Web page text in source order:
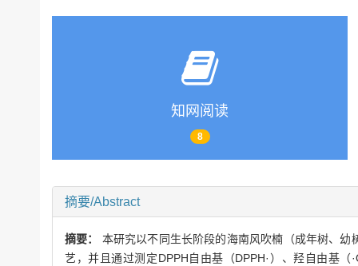
知网阅读
8
摘要/Abstract
摘要： 本研究以不同生长阶段的海南风吹楠（成年树、
艺，并且通过测定DPPH自由基（DPPH·）、羟自由基